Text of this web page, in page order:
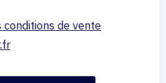
conditions de vente